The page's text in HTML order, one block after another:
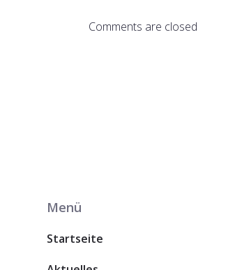
Comments are closed
Menü
Startseite